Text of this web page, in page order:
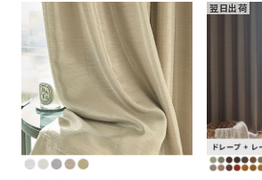
翌日出荷